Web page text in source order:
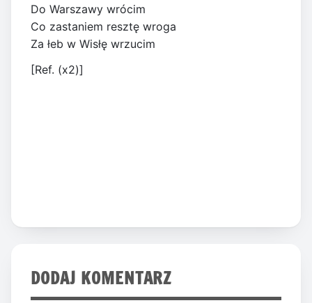
Do Warszawy wrócim
Co zastaniem resztę wroga
Za łeb w Wisłę wrzucim
[Ref. (x2)]
DODAJ KOMENTARZ